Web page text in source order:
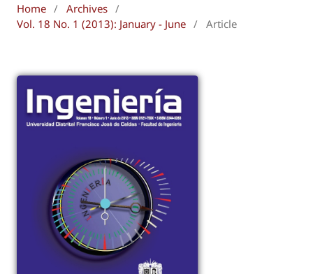
Home / Archives /
Vol. 18 No. 1 (2013): January - June / Article